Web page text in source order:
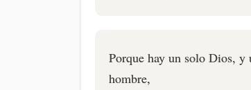
Porque hay un solo Dios, y
hombre,